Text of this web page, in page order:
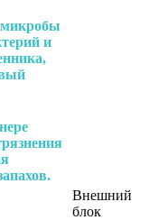
микробы
и
Внешний
блок